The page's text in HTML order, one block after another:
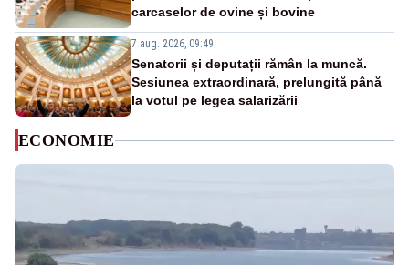
carcaselor de ovine și bovine
7 aug. 2026, 09:49
Senatorii și deputații rămân la muncă.
Sesiunea extraordinară, prelungită până
la votul pe legea salarizării
ECONOMIE